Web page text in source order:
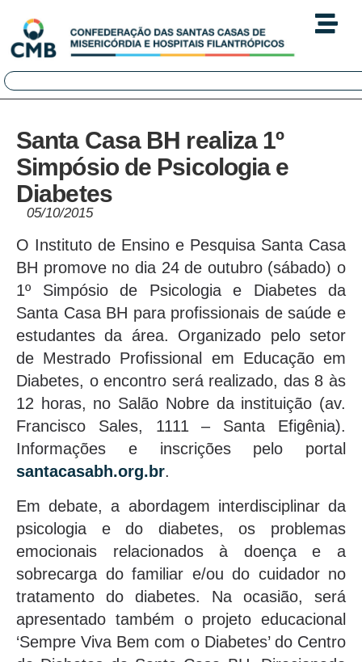
Santa Casa BH realiza 1º
Simpósio de Psicologia e
Diabetes
05/10/2015
O Instituto de Ensino e Pesquisa Santa Casa
BH promove no dia 24 de outubro (sábado) o
1º Simpósio de Psicologia e Diabetes da
Santa Casa BH para profissionais de saúde e
estudantes da área. Organizado pelo setor
de Mestrado Profissional em Educação em
Diabetes, o encontro será realizado, das 8 às
12 horas, no Salão Nobre da instituição (av.
Francisco Sales, 1111 – Santa Efigênia).
Informações e inscrições pelo portal
santacasabh.org.br.
Em debate, a abordagem interdisciplinar da
psicologia e do diabetes, os problemas
emocionais relacionados à doença e a
sobrecarga do familiar e/ou do cuidador no
tratamento do diabetes. Na ocasião, será
apresentado também o projeto educacional
‘Sempre Viva Bem com o Diabetes’ do Centro